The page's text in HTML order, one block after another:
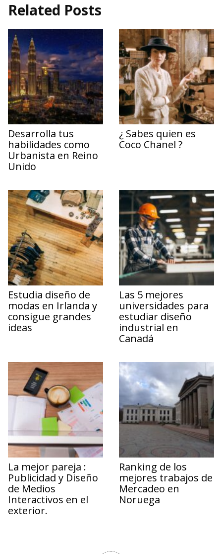
Related Posts
Desarrolla tus
habilidades como
Urbanista en Reino
Unido
¿ Sabes quien es
Coco Chanel ?
Estudia diseño de
modas en Irlanda y
consigue grandes
ideas
Las 5 mejores
universidades para
estudiar diseño
industrial en
Canadá
La mejor pareja :
Publicidad y Diseño
de Medios
Interactivos en el
exterior.
Ranking de los
mejores trabajos de
Mercadeo en
Noruega